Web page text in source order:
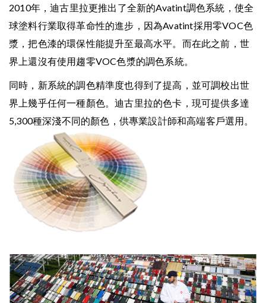
2010年，迪古里拉更推出了全新的Avatint調色系統，使全
球塗料行業取得革命性的進步，因為Avatint採用零VOC色
漿，把色漆的環保性能提升至最高水平。而在此之前，世
界上還沒有使用趨零VOC色漿的調色系統。
同時，新系統的調色精準度也得到了提高，並可調校出世
界上幾乎任何一種顏色。迪古里拉的色卡，現可提供多達
5,300種深淺不同的顏色，供專業設計師和高端客戶選用。